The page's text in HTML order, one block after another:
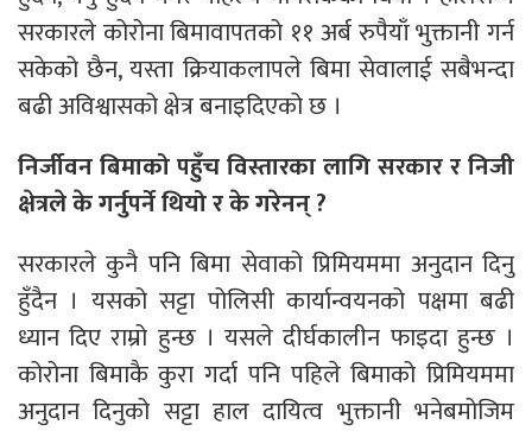
सरकारले कोरोना बिमावापतको ११ अर्ब रुपैयाँ भुक्तानी गर्न
सकेको छैन, यस्ता क्रियाकलापले बिमा सेवालाई सबैभन्दा
बढी अविश्वासको क्षेत्र बनाइदिएको छ ।
निर्जीवन बिमाको पहुँच विस्तारका लागि सरकार र निजी
क्षेत्रले के गर्नुपर्ने थियो र के गरेनन् ?
सरकारले कुनै पनि बिमा सेवाको प्रिमियममा अनुदान दिनु
हुँदैन । यसको सट्टा पोलिसी कार्यान्वयनको पक्षमा बढी
ध्यान दिए राम्रो हुन्छ । यसले दीर्घकालीन फाइदा हुन्छ ।
कोरोना बिमाकै कुरा गर्दा पनि पहिले बिमाको प्रिमियममा
अनुदान दिनुको सट्टा हाल दायित्व भुक्तानी भनेबमोजिम